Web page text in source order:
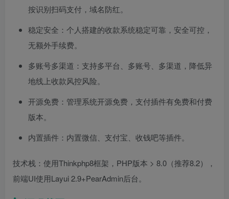
按识别扫码支付，域名防红。
稳定安全：个人搭建的收款系统稳定可靠，安全可控，
无额外手续费。
多账号多渠道：支持多平台、多账号、多渠道，降低异
地线上收款风控风险。
开源免费：管理系统开源免费，支付插件有免费和付费
版本。
内置插件：内置微信、支付宝、收钱吧等插件。
技术栈：使用Thinkphp8框架，PHP版本 > 8.0（推荐8.2），
前端UI使用Layui 2.9+PearAdmin后台。